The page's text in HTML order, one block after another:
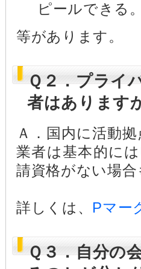
ピールできる。
等があります。
Ｑ２．プライ
者はあります
Ａ．国内に活動
業者は基本的に
請資格がない場合
詳しくは、 Pマー
Ｑ３．自分の